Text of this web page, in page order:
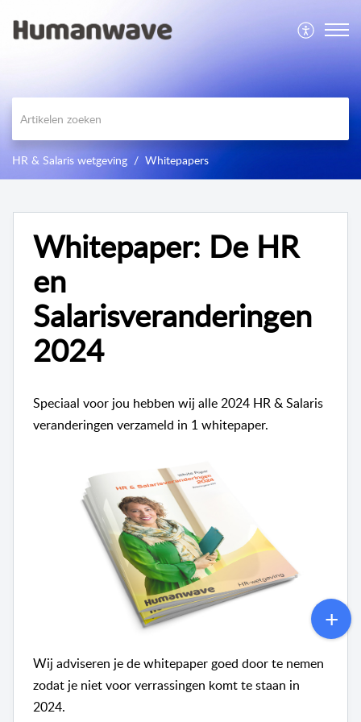
HR & Salaris wetgeving Whitepapers
Whitepaper: De HR
en
Salarisveranderingen
2024
Speciaal voor jou hebben wij alle 2024 HR & Salaris
veranderingen verzameld in 1 whitepaper.
Wij adviseren je de whitepaper goed door te nemen
zodat je niet voor verrassingen komt te staan in
2024.